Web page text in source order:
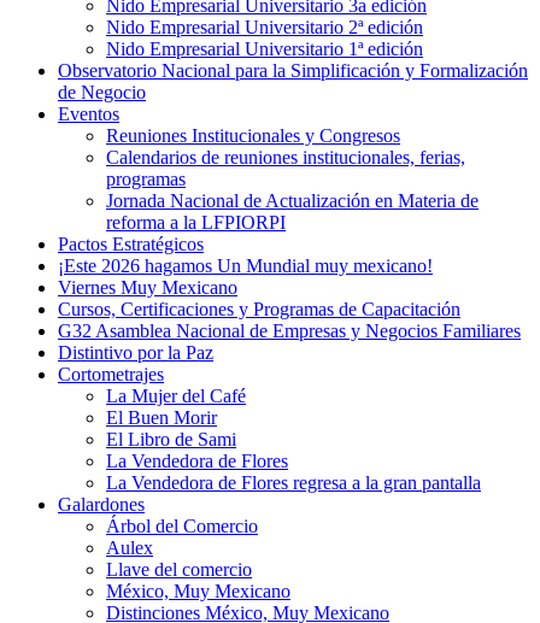
Nido Empresarial Universitario 3a edición
Nido Empresarial Universitario 2ª edición
Nido Empresarial Universitario 1ª edición
Observatorio Nacional para la Simplificación y Formalización
de Negocio
Eventos
Reuniones Institucionales y Congresos
Calendarios de reuniones institucionales, ferias,
programas
Jornada Nacional de Actualización en Materia de
reforma a la LFPIORPI
Pactos Estratégicos
¡Este 2026 hagamos Un Mundial muy mexicano!
Viernes Muy Mexicano
Cursos, Certificaciones y Programas de Capacitación
G32 Asamblea Nacional de Empresas y Negocios Familiares
Distintivo por la Paz
Cortometrajes
La Mujer del Café
El Buen Morir
El Libro de Sami
La Vendedora de Flores
La Vendedora de Flores regresa a la gran pantalla
Galardones
Árbol del Comercio
Aulex
Llave del comercio
México, Muy Mexicano
Distinciones México, Muy Mexicano